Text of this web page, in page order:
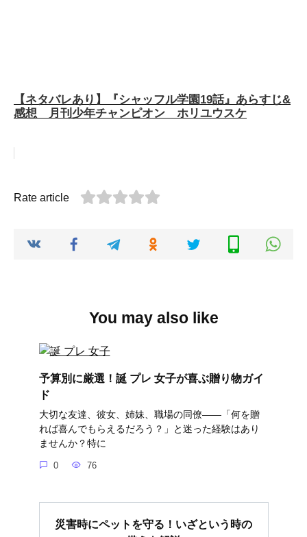
【ネタバレあり】『シャッフル学園19話』あらすじ&
感想 月刊少年チャンピオン ホリユウスケ
Rate article
You may also like
予算別に厳選！誕 プレ 女子が喜ぶ贈り物ガイ
ド
大切な友達、彼女、姉妹、職場の同僚――「何を贈
れば喜んでもらえるだろう？」と迷った経験はあり
ませんか？特に
0 76
災害時にペットを守る！いざという時の